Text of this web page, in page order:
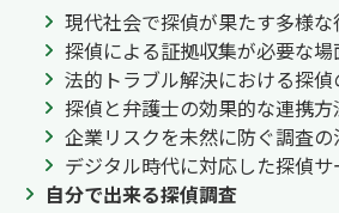
現代社会で探偵が果たす多様な
探偵による証拠収集が必要な場
法的トラブル解決における探
探偵と弁護士の効果的な連携方
企業リスクを未然に防ぐ調査の
デジタル時代に対応した探偵
自分で出来る探偵調査